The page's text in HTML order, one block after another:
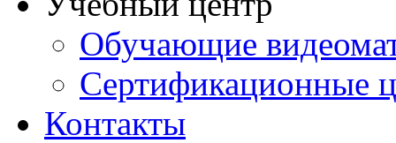
Обучающие
Сертификационные
Контакты